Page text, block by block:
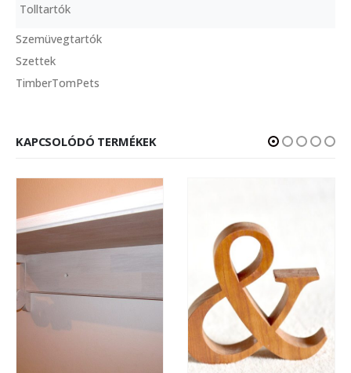
Tolltartók
Szemüvegtartók
Szettek
TimberTomPets
KAPCSOLÓDÓ TERMÉKEK